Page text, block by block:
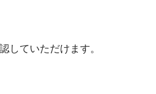
していただけます。